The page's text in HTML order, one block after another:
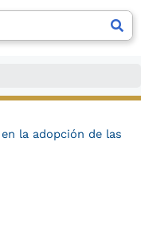
la adopción de las